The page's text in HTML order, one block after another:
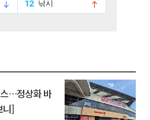
…정상화 바
니]